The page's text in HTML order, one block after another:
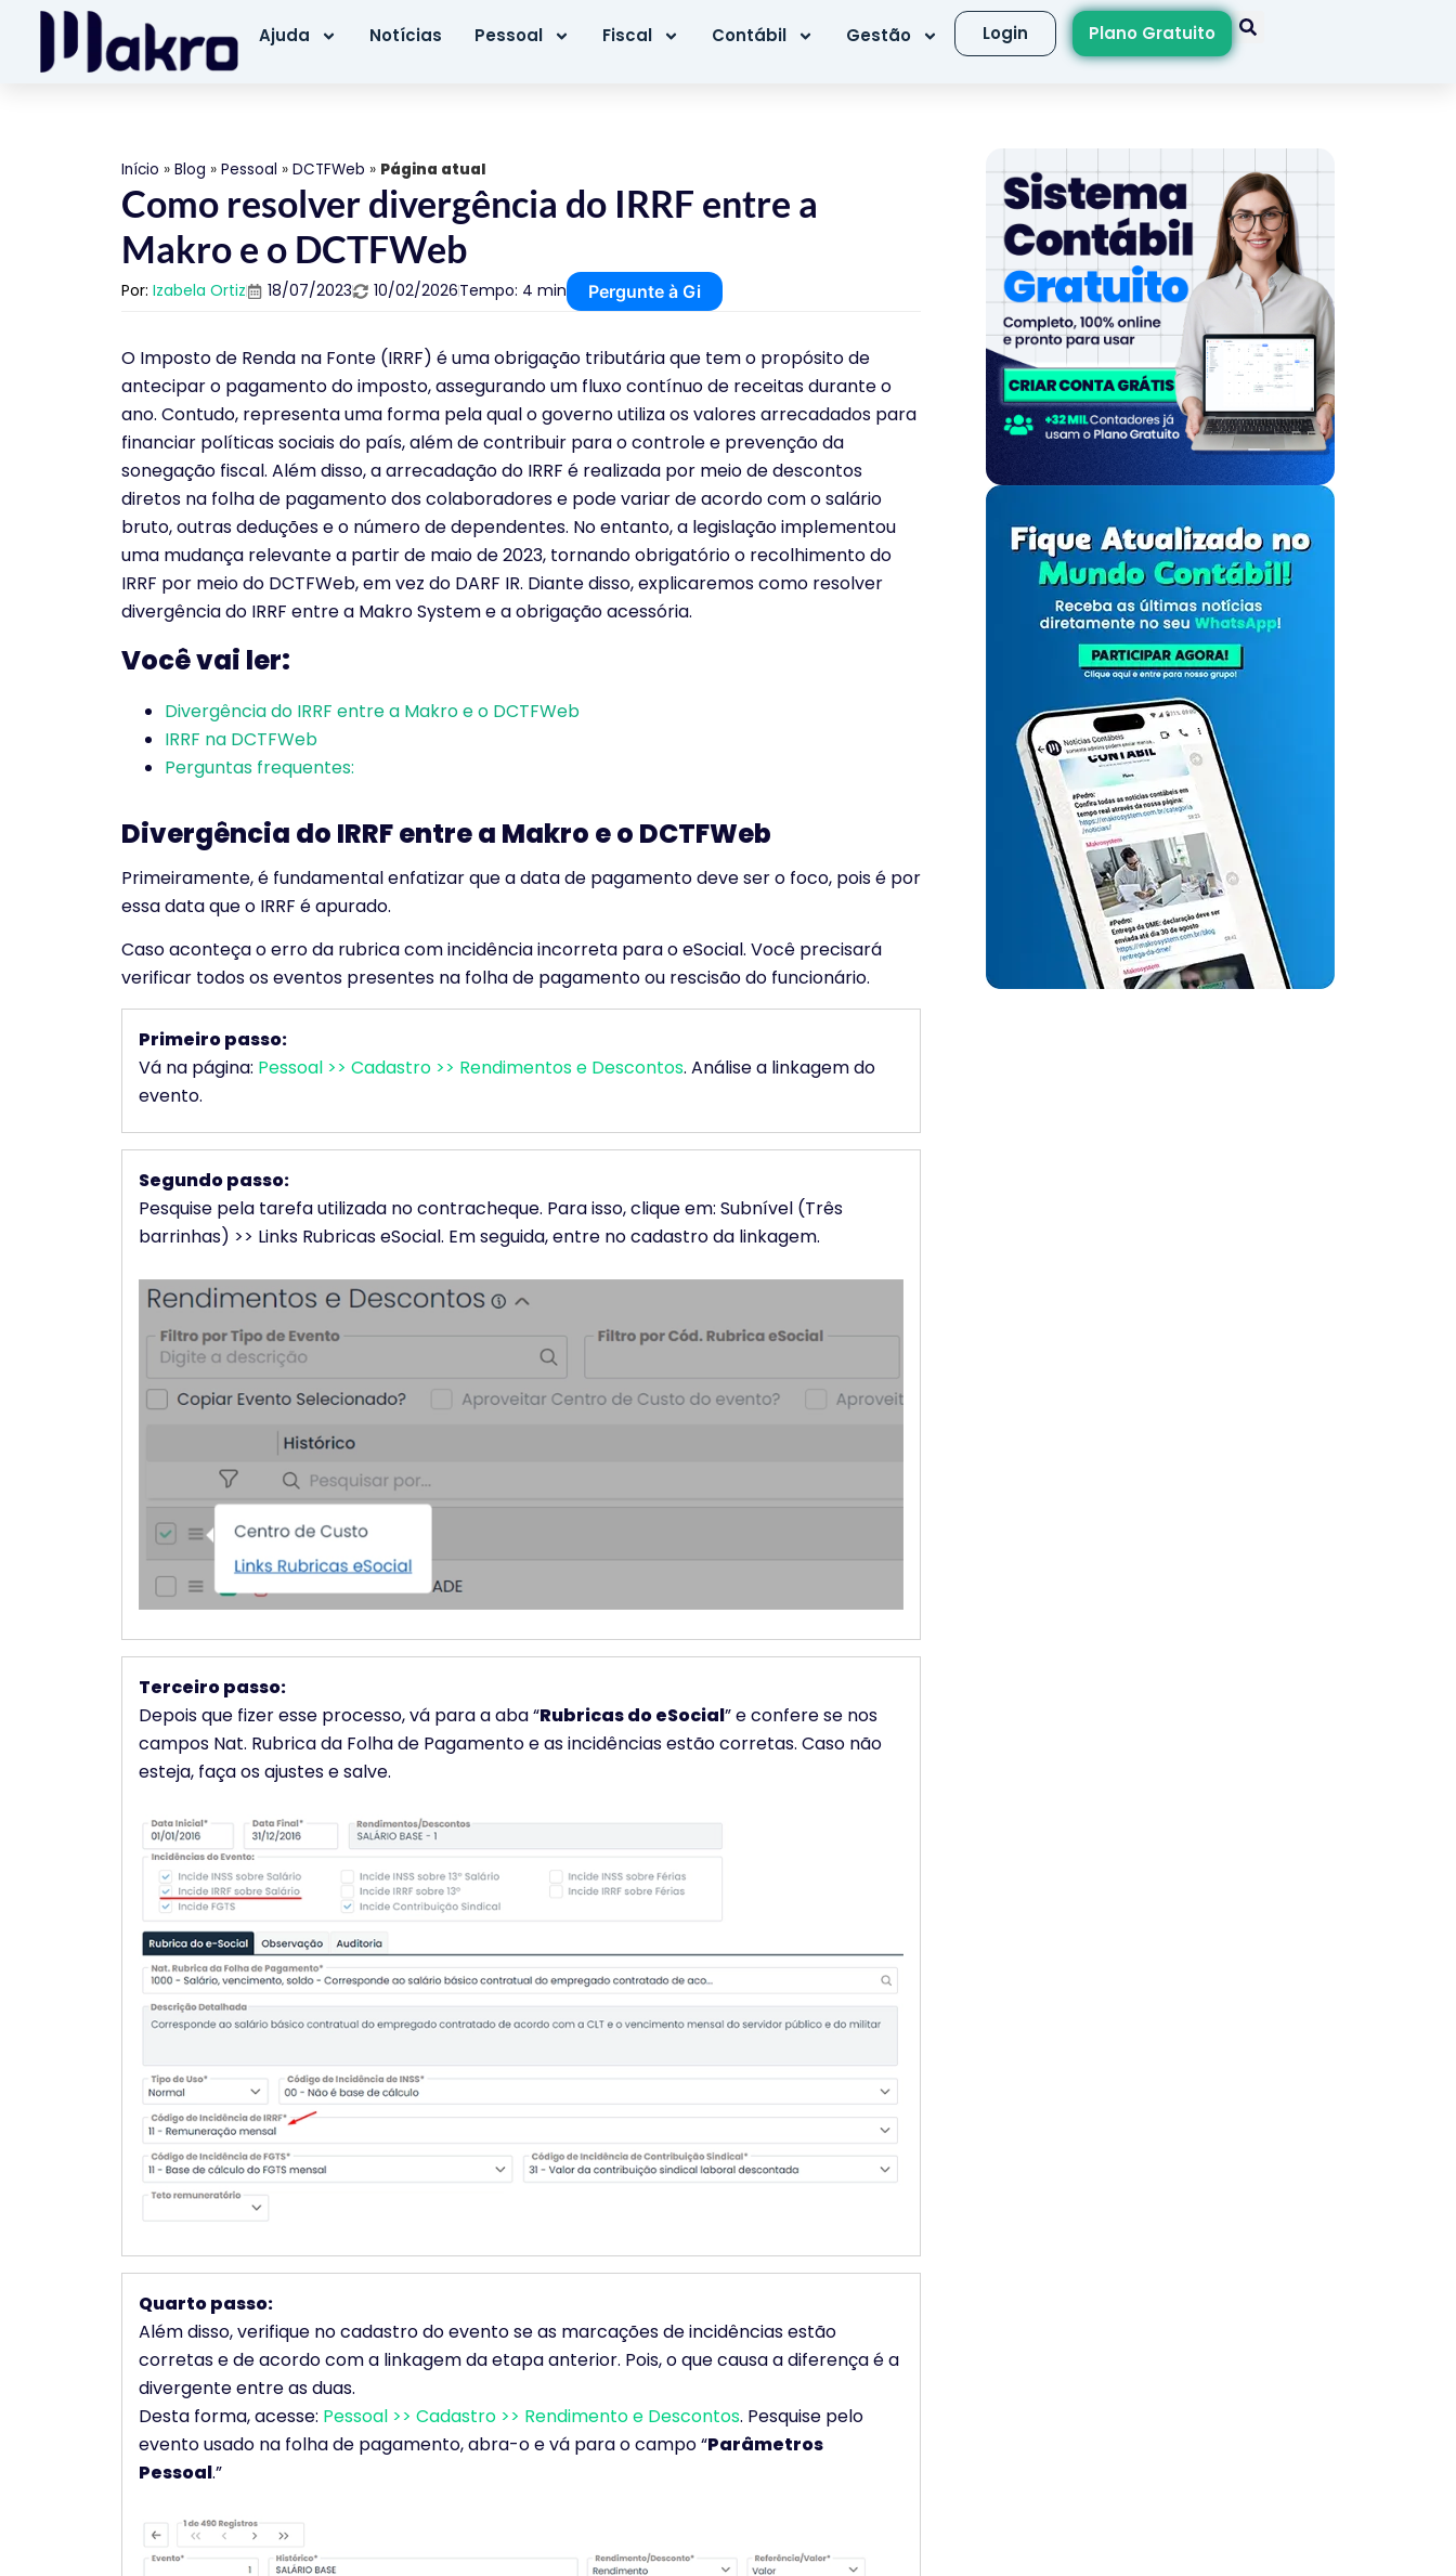
Ajuda Notícias Pessoal Fiscal Contábil Gestão Login Plano Gratuito
Início » Blog » Pessoal » DCTFWeb » Página atual
Como resolver divergência do IRRF entre a
Makro e o DCTFWeb
Por: Izabela Ortiz 18/07/2023 10/02/2026Tempo: 4 min Pergunte à Gi
O Imposto de Renda na Fonte (IRRF) é uma obrigação tributária que tem o propósito de
antecipar o pagamento do imposto, assegurando um fluxo contínuo de receitas durante o
ano. Contudo, representa uma forma pela qual o governo utiliza os valores arrecadados para
financiar políticas sociais do país, além de contribuir para o controle e prevenção da
sonegação fiscal. Além disso, a arrecadação do IRRF é realizada por meio de descontos
diretos na folha de pagamento dos colaboradores e pode variar de acordo com o salário
bruto, outras deduções e o número de dependentes. No entanto, a legislação implementou
uma mudança relevante a partir de maio de 2023, tornando obrigatório o recolhimento do
IRRF por meio do DCTFWeb, em vez do DARF IR. Diante disso, explicaremos como resolver
divergência do IRRF entre a Makro System e a obrigação acessória.
Você vai ler:
Divergência do IRRF entre a Makro e o DCTFWeb
IRRF na DCTFWeb
Perguntas frequentes:
Divergência do IRRF entre a Makro e o DCTFWeb
Primeiramente, é fundamental enfatizar que a data de pagamento deve ser o foco, pois é por
essa data que o IRRF é apurado.
Caso aconteça o erro da rubrica com incidência incorreta para o eSocial. Você precisará
verificar todos os eventos presentes na folha de pagamento ou rescisão do funcionário.
Primeiro passo:
Vá na página: Pessoal >> Cadastro >> Rendimentos e Descontos. Análise a linkagem do
evento.
Segundo passo:
Pesquise pela tarefa utilizada no contracheque. Para isso, clique em: Subnível (Três
barrinhas) >> Links Rubricas eSocial. Em seguida, entre no cadastro da linkagem.
Terceiro passo:
Depois que fizer esse processo, vá para a aba “Rubricas do eSocial” e confere se nos
campos Nat. Rubrica da Folha de Pagamento e as incidências estão corretas. Caso não
esteja, faça os ajustes e salve.
Quarto passo:
Além disso, verifique no cadastro do evento se as marcações de incidências estão
corretas e de acordo com a linkagem da etapa anterior. Pois, o que causa a diferença é a
divergente entre as duas.
Desta forma, acesse: Pessoal >> Cadastro >> Rendimento e Descontos. Pesquise pelo
evento usado na folha de pagamento, abra-o e vá para o campo “Parâmetros
Pessoal.”